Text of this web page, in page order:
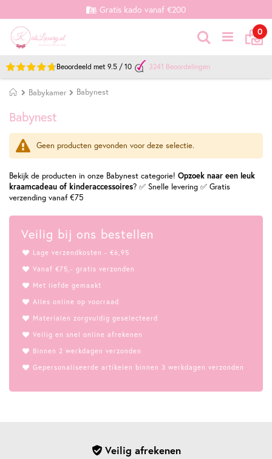
Gratis kado vanaf €200
0
Zoek
Beoordeeld met 9.5 / 10 3241 Beoordelingen
Home
Babykamer Babynest
Babynest
Geen producten gevonden voor deze selectie.
Bekijk de producten in onze Babynest categorie! Opzoek naar een leuk
kraamcadeau of kinderaccessoires? ✅ Snelle levering ✅ Gratis
verzending vanaf €75
Veilig bij ons bestellen
Lage verzendkosten - €6,95
Vanaf €75,- gratis verzonden
Met liefde gemaakt
Alles online op voorraad
Materialen zorgvuldig geselecteerd
Veilig en snel online afrekenen
Binnen 2 werkdagen verzonden
Gepersonaliseerde artikelen binnen 3 werkdagen verzonden
Veilig afrekenen